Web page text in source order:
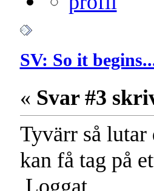
SV: So it
« Svar #3
Tyvärr så lutar
kan få tag på
Loggat